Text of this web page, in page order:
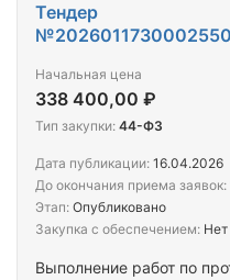
Выполнение работ по
Тендер
Начальная цена
338 400,00 ₽
Тип закупки: 44-ФЗ
Дата публикации: 16.04.2026
До окончания приема заявок:
Этап: Опубликовано
Закупка с обеспечением: Нет